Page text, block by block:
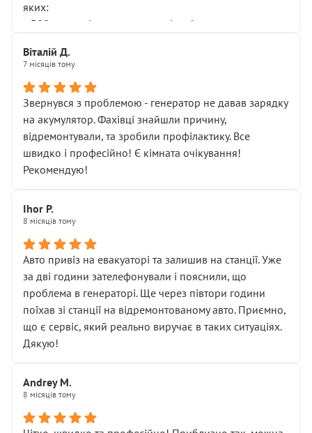
яких:
• 300 грн — діагностика гальмівної системи
НЕ погоджував
послуга. Тим більше, я був поруч і жодної реальної
діагностики ходової не проводилось. Після
зауваження гроші за цю “послугу” повернули, що
лише підтвердило мою правоту.
Але головне — я виїжджаю з боксу, і скрип у гальмах
залишився таким самим, як і був. Тобто оплачена
Далі ситуація тільки погіршилась:
• сказали, що тепер “потрібно знімати колеса”
• що біля авто стояти вже не можна
• почали озвучувати купу додаткових робіт без
чіткого пояснення
( ну все зняли та доробили) дякую!
Окремий момент, який виглядає абсурдно:
мені заявили, що бачок гальмівної рідини потрібно
міняти разом із головним гальмівним циліндром у
Для людини, яка хоча б трохи розуміється на техніці,
це звучить як мінімум непрофесійно, а як максимум —
спроба продати дорогий вузол замість елементарних
ущільнювачів.
Віталій Д.
7 місяців тому
Звернувся з проблемою - генератор не давав зарядку
на акумулятор. Фахівці знайшли причину,
відремонтували, та зробили профілактику. Все
швидко і професійно! Є кімната очікування!
Рекомендую!
Ihor P.
8 місяців тому
Авто привіз на евакуаторі та залишив на станції. Уже
за дві години зателефонували і пояснили, що
проблема в генераторі. Ще через півтори години
поїхав зі станції на відремонтованому авто. Приємно,
що є сервіс, який реально виручає в таких ситуаціях.
Дякую!
Andrey M.
8 місяців тому